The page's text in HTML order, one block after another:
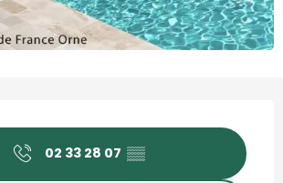
en
02 33 28 07 ▒▒